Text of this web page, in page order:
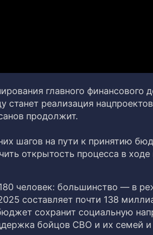
главного финансового
реализация
продолжит.
шагов на пути к принятию
открытость процесса в ходе
человек: большинство — в
составляет почти 138
сохранит социальную
бойцов СВО и их семей и